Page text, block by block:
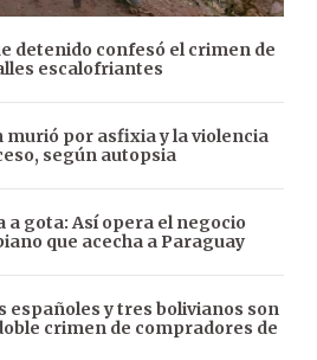
detenido confesó el crimen de
escalofriantes
murió por asfixia y la violencia
según autopsia
a gota: Así opera el negocio
que acecha a Paraguay
españoles y tres bolivianos son
crimen de compradores de